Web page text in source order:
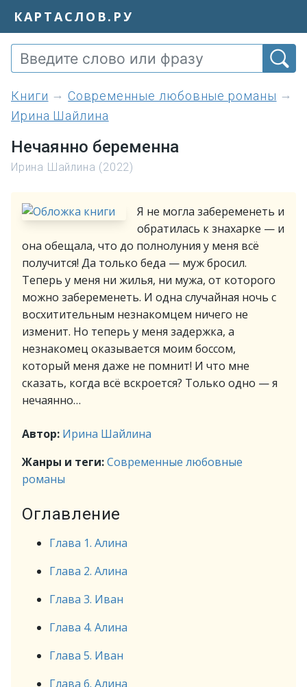
КАРТАСЛОВ.РУ
книги
Современные любовные романы
Ирина Шайлина
Нечаянно беременна
Ирина Шайлина (2022)
Я не могла забеременеть и
обратилась к знахарке — и
она обещала, что до полнолуния у меня всё
получится! Да только беда — муж бросил.
Теперь у меня ни жилья, ни мужа, от которого
можно забеременеть. И одна случайная ночь с
восхитительным незнакомцем ничего не
изменит. Но теперь у меня задержка, а
незнакомец оказывается моим боссом,
который меня даже не помнит! И что мне
сказать, когда всё вскроется? Только одно — я
нечаянно…
Автор: Ирина Шайлина
Жанры и теги:Современные любовные
романы
Оглавление
Глава 1. Алина
Глава 2. Алина
Глава 3. Иван
Глава 4. Алина
Глава 5. Иван
Глава 6. Алина